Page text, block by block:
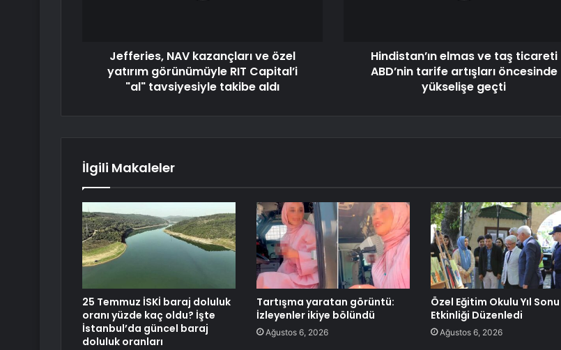
Jefferies, NAV kazançları ve özel
yatırım görünümüyle RIT Capital’i
"al" tavsiyesiyle takibe aldı
Hindistan’ın elmas ve taş ticareti
ABD’nin tarife artışları öncesinde
yükselişe geçti
İlgili Makaleler
25 Temmuz İSKİ baraj doluluk
oranı yüzde kaç oldu? İşte
İstanbul’da güncel baraj
doluluk oranları
Tartışma yaratan görüntü:
İzleyenler ikiye bölündü
Ağustos 6, 2026
Özel Eğitim Okulu Yıl Sonu
Etkinliği Düzenledi
Ağustos 6, 2026